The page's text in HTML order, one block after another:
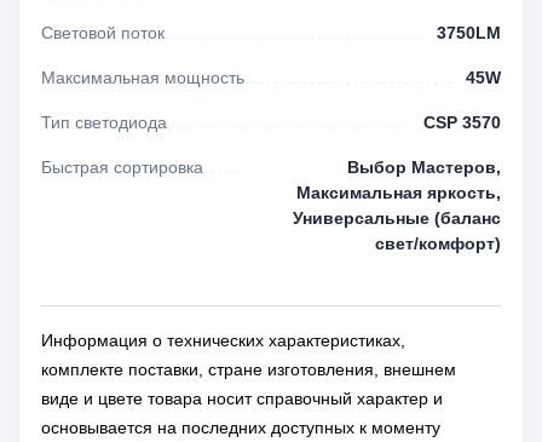
Световой поток 3750LM
Максимальная мощность 45W
Тип светодиода CSP 3570
Быстрая сортировка
Выбор Мастеров,
Максимальная яркость,
Универсальные (баланс
свет/комфорт)
Информация о технических характеристиках,
комплекте поставки, стране изготовления, внешнем
виде и цвете товара носит справочный характер и
основывается на последних доступных к моменту